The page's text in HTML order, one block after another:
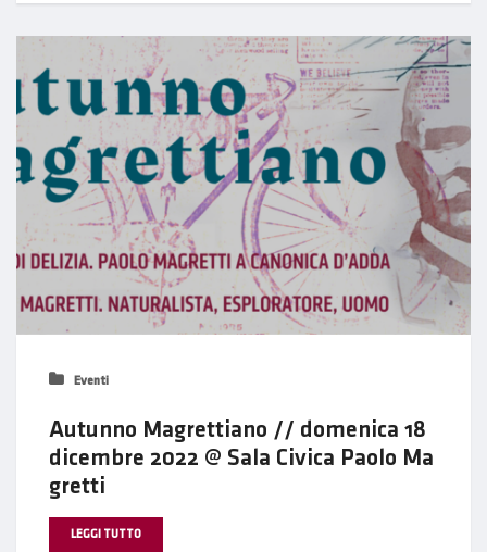
Eventi
Autunno Magrettiano // domenica 18
dicembre 2022 @ Sala Civica Paolo Ma
gretti
LEGGI TUTTO